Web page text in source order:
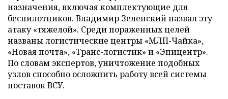
назначения, включая комплектующие для
беспилотников. Владимир Зеленский назвал эту
атаку «тяжелой». Среди пораженных целей
названы логистические центры «МЛП-Чайка»,
«Новая почта», «Транс-логистик» и «Эпицентр».
По словам экспертов, уничтожение подобных
узлов способно осложнить работу всей системы
поставок ВСУ.